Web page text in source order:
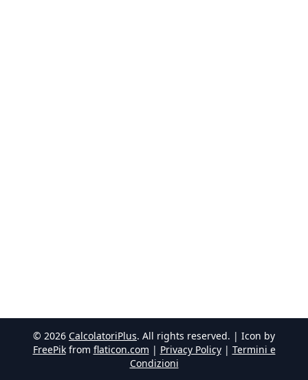
© 2026 CalcolatoriPlus. All rights reserved. | Icon by
FreePik from flaticon.com | Privacy Policy| Termini e
Condizioni